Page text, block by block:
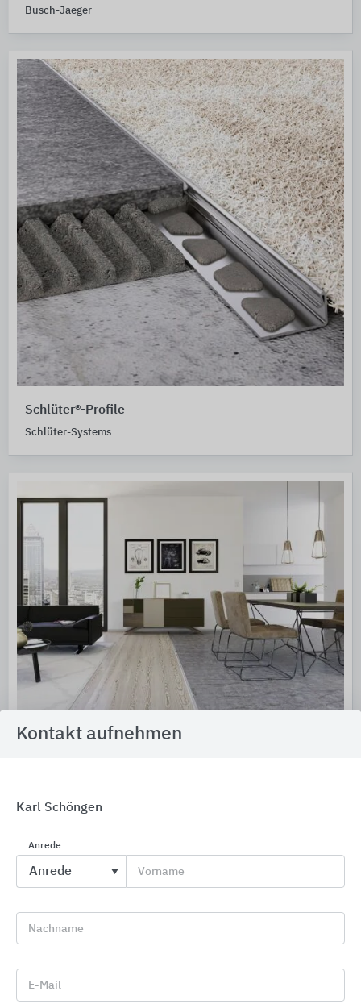
Busch-Jaeger
Schlüter®-Profile
Schlüter-Systems
Edelstahl
Küberit Profile Systems
Kontakt aufnehmen
Karl Schöngen
Anrede
Vorname
Nachname
E-Mail